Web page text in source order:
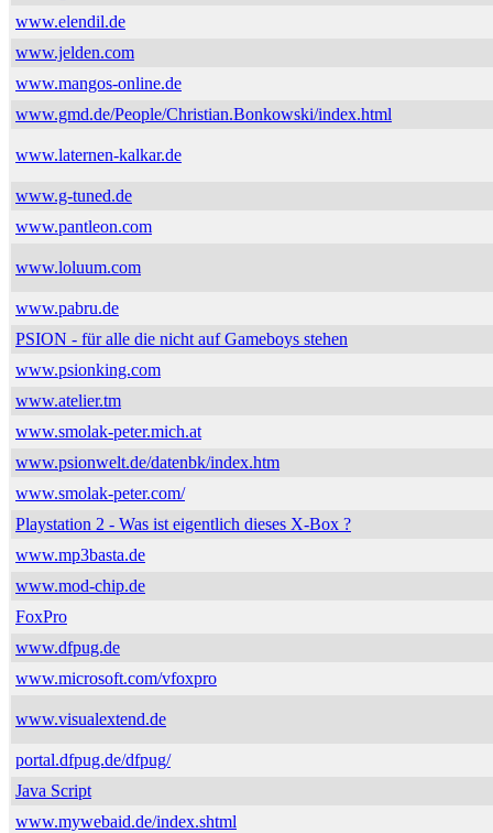
www.elendil.de
www.jelden.com
www.mangos-online.de
www.gmd.de/People/Christian.Bonkowski/index.html
www.laternen-kalkar.de
www.g-tuned.de
www.pantleon.com
www.loluum.com
www.pabru.de
PSION - für alle die nicht auf Gameboys stehen
www.psionking.com
www.atelier.tm
www.smolak-peter.mich.at
www.psionwelt.de/datenbk/index.htm
www.smolak-peter.com/
Playstation 2 - Was ist eigentlich dieses X-Box ?
www.mp3basta.de
www.mod-chip.de
FoxPro
www.dfpug.de
www.microsoft.com/vfoxpro
www.visualextend.de
portal.dfpug.de/dfpug/
Java Script
www.mywebaid.de/index.shtml